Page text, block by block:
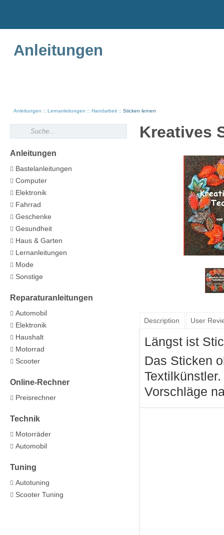
Anleitungen
Anleitungen Lernanleitungen Handarbeit Sticken lernen
Kreatives
Description User
Längst ist
Das Sticken
Vorschläge
Anleitungen
Bastelanleitungen
Computer
Elektronik
Fahrrad
Geschenke
Gesundheit
Haus & Garten
Lernanleitungen
Mode
Sonstige
Reparaturanleitungen
Automobil
Elektronik
Haushalt
Motorrad
Scooter
Online-Rechner
Preisrechner
Technik
Motorräder
Automobil
Tuning
Autotuning
Scooter Tuning